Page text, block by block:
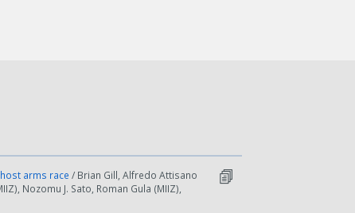
arms race / Brian Gill, Alfredo Attisano
Nozomu J. Sato, Roman Gula (MIIZ),